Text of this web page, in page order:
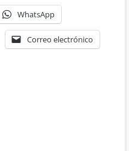
WhatsApp
Correo electrónico